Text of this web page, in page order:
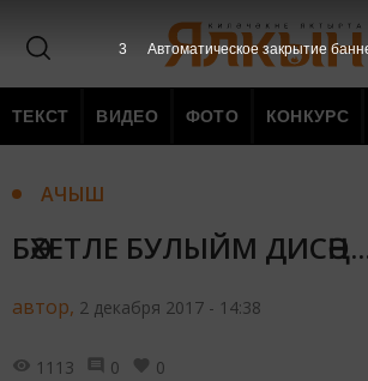
ТЕКСТ ВИДЕО ФОТО КОНКУРС
АЧЫШ
БӘХЕТЛЕ БУЛЫЙМ
автор, 2 декабря 2017 - 14:38
1113 0 0
2 Автоматическое закрытие